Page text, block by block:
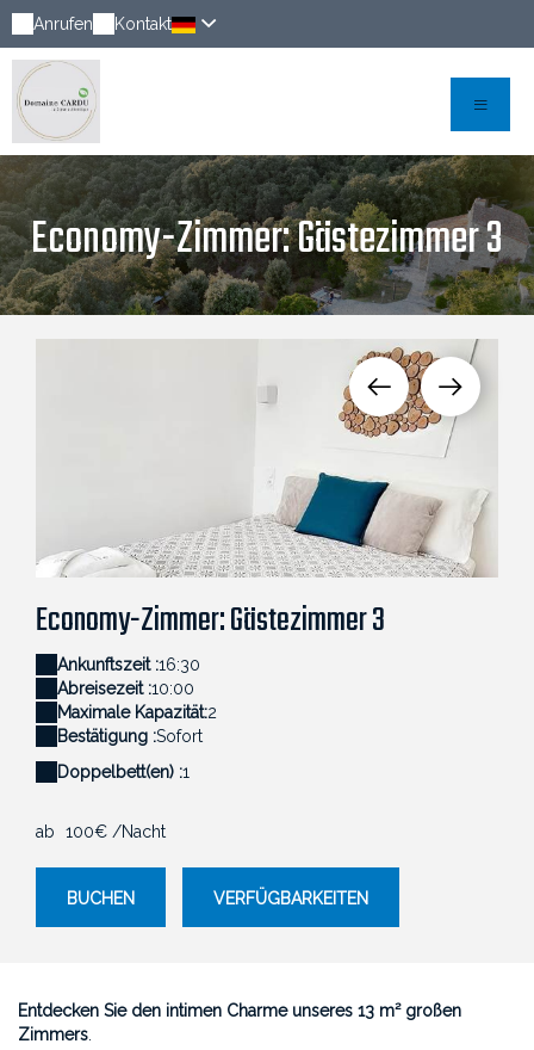
Anrufen Kontakt
Economy-Zimmer: Gästezimmer 3
Cardu pour un accueil premium.
Petite chambre d'hôtes confortable et cosy avec
décoration murale en bois naturel.
Economy-Zimmer: Gästezimmer 3
Ankunftszeit :16:30
Abreisezeit :10:00
Maximale Kapazität:2
Bestätigung :Sofort
Doppelbett(en) :1
ab 100€ /Nacht
BUCHEN VERFÜGBARKEITEN
Entdecken Sie den intimen Charme unseres 13 m² großen
Zimmers